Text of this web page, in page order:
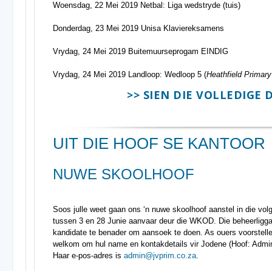
Woensdag, 22 Mei 2019 Netbal: Liga wedstryde (tuis)
Donderdag, 23 Mei 2019 Unisa Klaviereksamens
Vrydag, 24 Mei 2019 Buitemuurseprogam EINDIG
Vrydag, 24 Mei 2019 Landloop: Wedloop 5 (Heathfield
>> SIEN DIE VOLLEDIGE
UIT DIE HOOF SE KANTOOR
NUWE SKOOLHOOF
Soos julle weet gaan ons ‘n nuwe skoolhoof aanstel in die
tussen 3 en 28 Junie aanvaar deur die WKOD. Die
kandidate te benader om aansoek te doen. As ouers
welkom om hul name en kontakdetails vir Jodene (Hoof:
Haar e-pos-adres is admin@jvprim.co.za.